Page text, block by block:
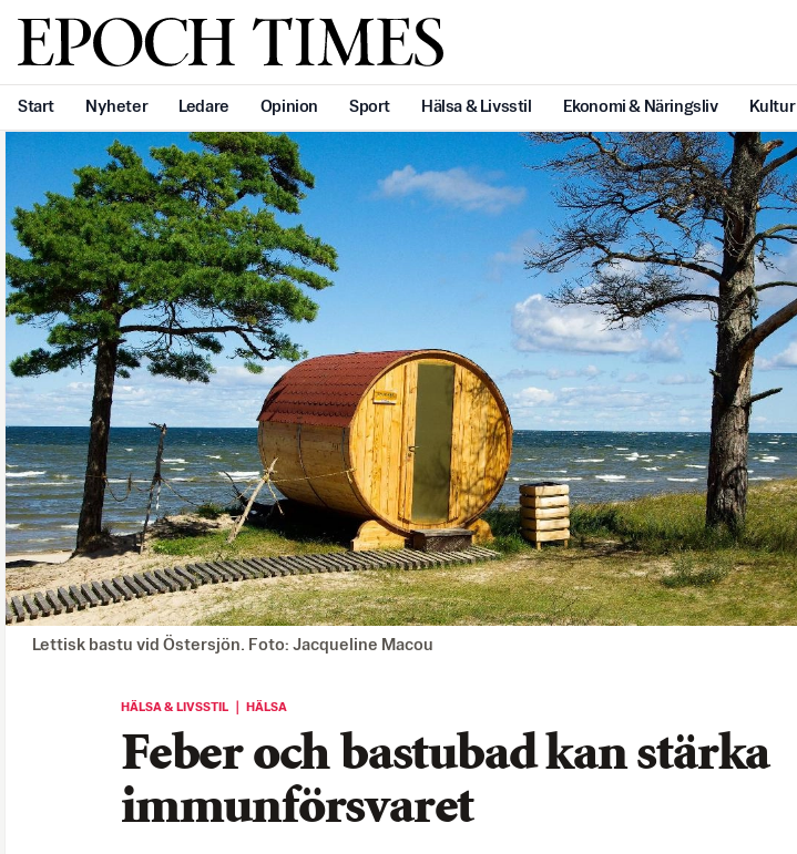
Svenska Epoch Times
Start Nyheter Ledare Opinion Sport Hälsa & Livsstil Ekonomi & Näringsliv Kultur
Lettisk bastu vid Östersjön. Foto: Jacqueline Macou
HÄLSA & LIVSSTIL ｜ HÄLSA
Feber och bastubad kan stärka
immunförsvaret